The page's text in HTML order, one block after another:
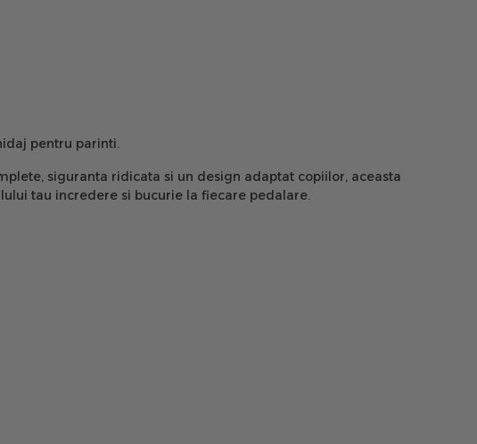
pentru parinti.
siguranta ridicata si un design adaptat copiilor, aceasta
tau incredere si bucurie la fiecare pedalare.